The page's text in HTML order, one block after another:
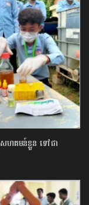
ហគមន៍ខ្លួន ទៅជា​